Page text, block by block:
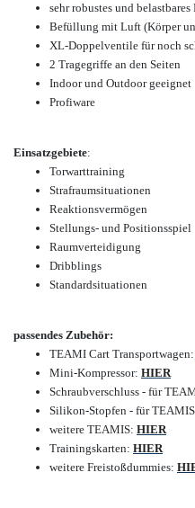
sehr robustes und
Befüllung mit Luft (Körper
XL-Doppelventile für noch
2 Tragegriffe an den Seiten
Indoor und Outdoor geeignet
Profiware
Einsatzgebiete:
Torwarttraining
Strafraumsituationen
Reaktionsvermögen
Stellungs- und Positionsspiel
Raumverteidigung
Dribblings
Standardsituationen
passendes Zubehör:
TEAMI Cart Transportwagen:
Mini-Kompressor: HIER
Schraubverschluss - für
Silikon-Stopfen - für
weitere TEAMIS: HIER
Trainingskarten: HIER
weitere Freistoßdummies: